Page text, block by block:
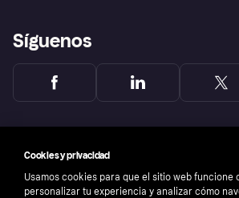
Síguenos
Cookies y privacidad
Usamos cookies para que el sitio web funcione
personalizar tu experiencia y analizar cómo